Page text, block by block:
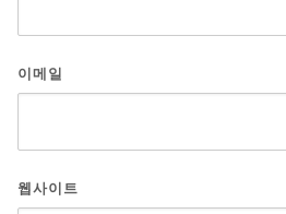
이메일
웹사이트